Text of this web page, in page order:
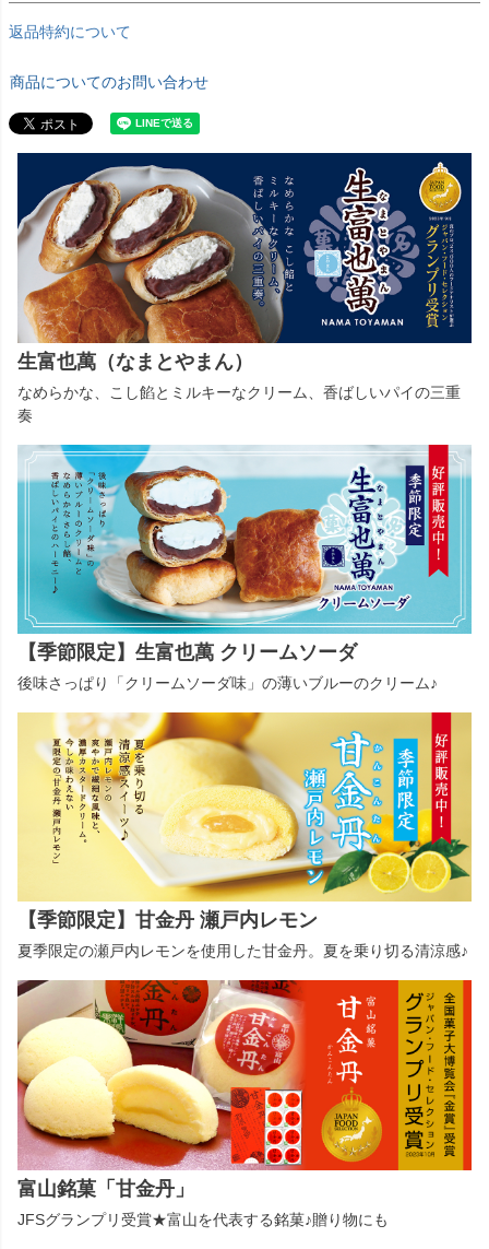
返品特約について
商品についてのお問い合わせ
生富也萬（なまとやまん）
なめらかな、こし餡とミルキーなクリーム、香ばしいパイの三重
奏
【季節限定】生富也萬 クリームソーダ
後味さっぱり「クリームソーダ味」の薄いブルーのクリーム♪
【季節限定】甘金丹 瀬戸内レモン
夏季限定の瀬戸内レモンを使用した甘金丹。夏を乗り切る清涼感♪
富山銘菓「甘金丹」
JFSグランプリ受賞★富山を代表する銘菓♪贈り物にも